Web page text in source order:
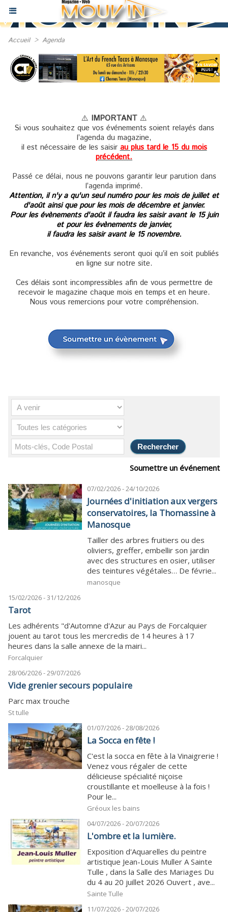
Accueil > Agenda
⚠️ IMPORTANT⚠️
Si vous souhaitez que vos événements soient relayés dans
l’agenda du magazine,
il est nécessaire de les saisir au plus tard le 15 du mois
précédent.
Passé ce délai, nous ne pouvons garantir leur parution dans
l’agenda imprimé.
Attention, il n'y a qu'un seul numéro pour les mois de juillet et
d'août ainsi que pour les mois de décembre et janvier.
Pour les évènements d'août il faudra les saisir avant le 15 juin
et pour les évènements de janvier,
il faudra les saisir avant le 15 novembre.
En revanche, vos événements seront quoi qu’il en soit publiés
en ligne sur notre site.
Ces délais sont incompressibles afin de vous permettre de
recevoir le magazine chaque mois en temps et en heure.
Nous vous remercions pour votre compréhension.
Soumettre un événement
07/02/2026 - 24/10/2026
Journées d'initiation aux vergers
conservatoires, la Thomassine à
Manosque
Tailler des arbres fruitiers ou des
oliviers, greffer, embellir son jardin
avec des structures en osier, utiliser
des teintures végétales… De févrie...
manosque
15/02/2026 - 31/12/2026
Tarot
Les adhérents "d'Automne d'Azur au Pays de Forcalquier
jouent au tarot tous les mercredis de 14 heures à 17
heures dans la salle annexe de la mairi...
Forcalquier
28/06/2026 - 29/07/2026
Vide grenier secours populaire
Parc max trouche
St tulle
01/07/2026 - 28/08/2026
La Socca en fête !
C'est la socca en fête à la Vinaigrerie !
Venez vous régaler de cette
délicieuse spécialité niçoise
croustillante et moelleuse à la fois !
Pour le...
Gréoux les bains
04/07/2026 - 20/07/2026
L'ombre et la lumière.
Exposition d'Aquarelles du peintre
artistique Jean-Louis Muller A Sainte
Tulle , dans la Salle des Mariages Du
du 4 au 20 juillet 2026 Ouvert , ave...
Sainte Tulle
11/07/2026 - 20/07/2026